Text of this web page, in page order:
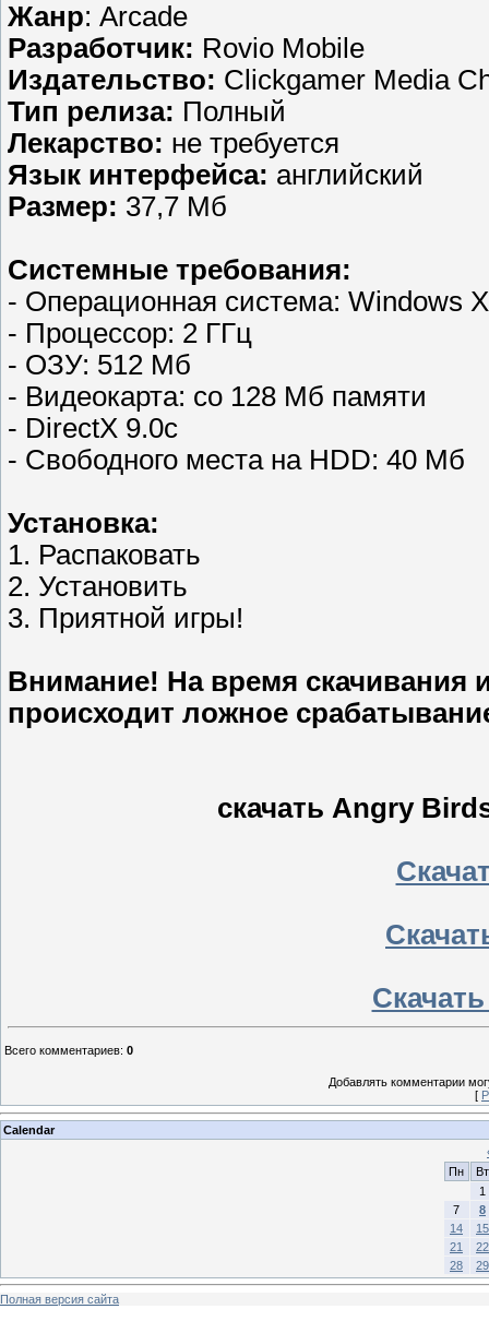
Жанр: Arcade
Разработчик: Rovio Mobile
Издательство: Clickgamer Media
Тип релиза: Полный
Лекарство: не требуется
Язык интерфейса: английский
Размер: 37,7 Мб
Системные требования:
- Операционная система: Windows
- Процессор: 2 ГГц
- ОЗУ: 512 Мб
- Видеокарта: со 128 Мб памяти
- DirectX 9.0с
- Свободного места на HDD: 40 Мб
Установка:
1. Распаковать
2. Установить
3. Приятной игры!
Внимание! На время скачивания
происходит ложное
скачать Angry
Всего комментариев: 0
Добавлять комментарии
[
Calendar
Пн
Вт
1
7
8
14
15
21
22
28
29
Полная версия сайта